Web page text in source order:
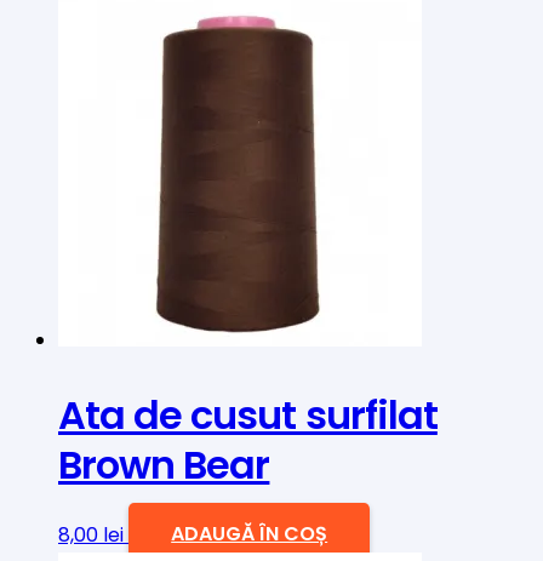
Ata de cusut surfilat
Brown Bear
8,00 lei ADAUGĂ ÎN COȘ